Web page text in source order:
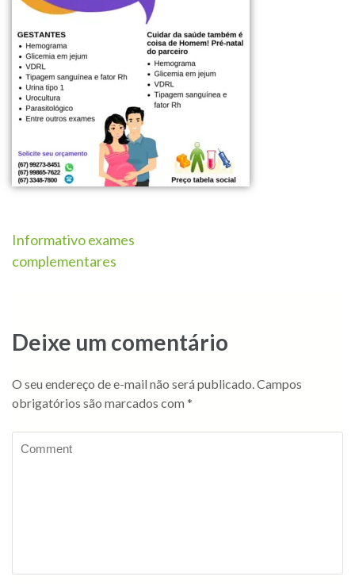
Informativo exames
complementares
Deixe um comentário
O seu endereço de e-mail não será publicado.Campos
obrigatórios são marcados com *